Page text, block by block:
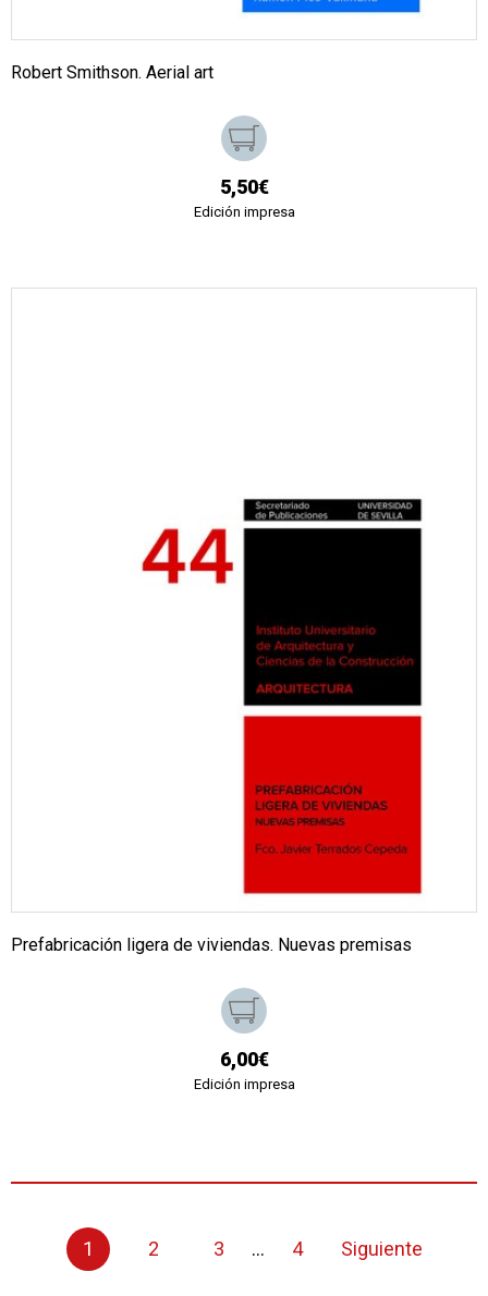
Robert Smithson. Aerial art
5,50€
Edición impresa
Prefabricación ligera de viviendas. Nuevas premisas
6,00€
Edición impresa
1 2 3 ... 4 Siguiente